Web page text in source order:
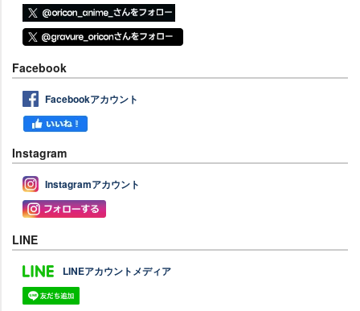
Facebook
Facebookアカウント
Instagram
Instagramアカウント
LINE
LINEアカウントメディア